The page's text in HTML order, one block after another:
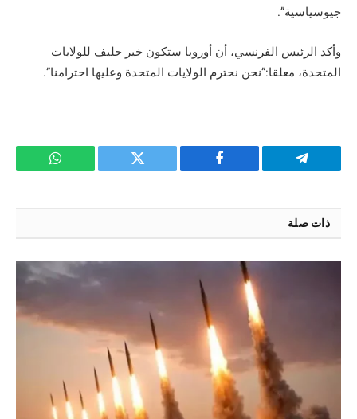
جيوسياسية”.
وأكد الرئيس الفرنسي، أن أوروبا ستكون خير حليف للولايات
المتحدة، معلقا:”نحن نحترم الولايات المتحدة وعليها احترامنا”.
تيلقرام فيسبوك تويتر واتساب
ذات صلة